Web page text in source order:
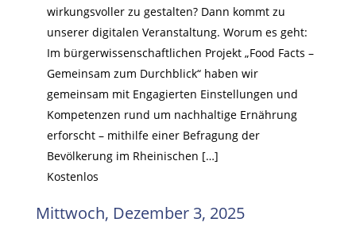
wirkungsvoller zu gestalten? Dann kommt zu
unserer digitalen Veranstaltung. Worum es geht:
Im bürgerwissenschaftlichen Projekt „Food Facts –
Gemeinsam zum Durchblick“ haben wir
gemeinsam mit Engagierten Einstellungen und
Kompetenzen rund um nachhaltige Ernährung
erforscht – mithilfe einer Befragung der
Bevölkerung im Rheinischen […]
Kostenlos
Mittwoch, Dezember 3, 2025